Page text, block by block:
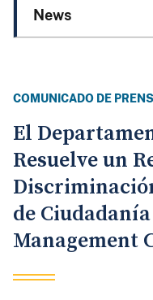
News
COMUNICADO DE
El
Resuelve un
de
Management